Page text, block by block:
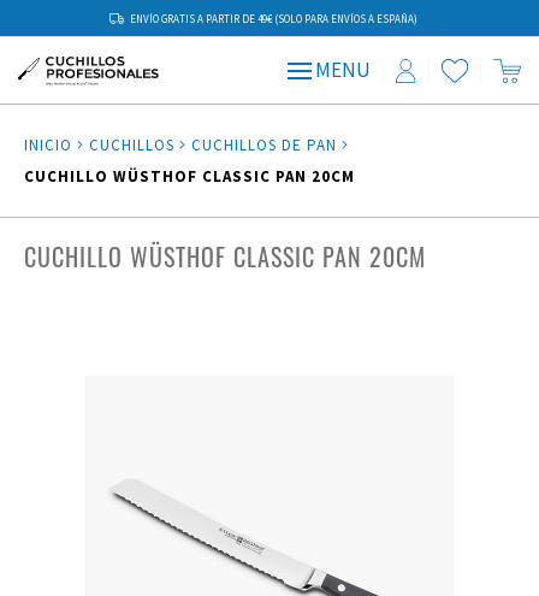
ENVÍO GRATIS A PARTIR DE 49€ (SOLO PARA ENVÍOS A ESPAÑA)
MENU
INICIO CUCHILLOS
CUCHILLOS DE PAN
CUCHILLO WÜSTHOF CLASSIC PAN 20CM
CUCHILLO WÜSTHOF CLASSIC PAN 20CM